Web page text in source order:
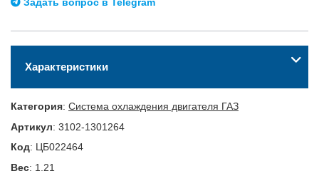
Характеристики
Категория: Система охлаждения двигателя ГАЗ
Артикул: 3102-1301264
Код: ЦБ022464
Вес: 1.21